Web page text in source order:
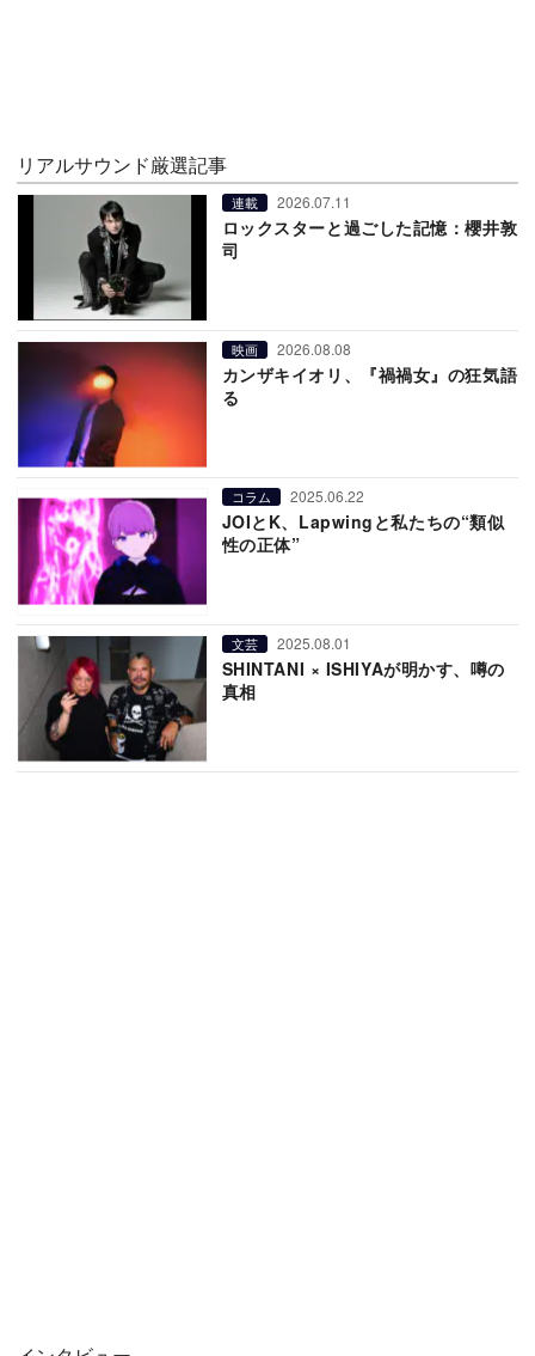
リアルサウンド厳選記事
連載 2026.07.11
ロックスターと過ごした記憶：櫻井敦
司
映画 2026.08.08
カンザキイオリ、『禍禍女』の狂気語
る
コラム 2025.06.22
JOIとK、Lapwingと私たちの“類似
性の正体”
文芸 2025.08.01
SHINTANI × ISHIYAが明かす、噂の
真相